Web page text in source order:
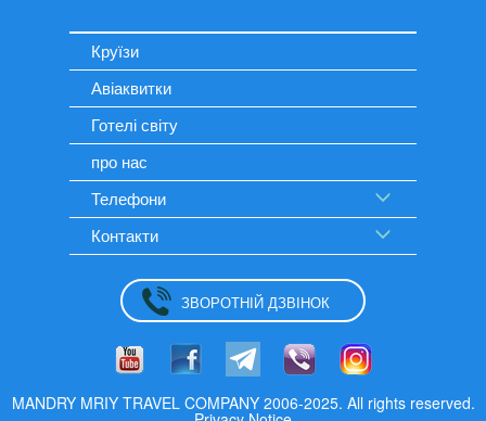
Круїзи
Авіаквитки
Готелі світу
про нас
Телефони
Контакти
ЗВОРОТНІЙ ДЗВІНОК
MANDRY MRIY TRAVEL COMPANY 2006-2025. All rights reserved.